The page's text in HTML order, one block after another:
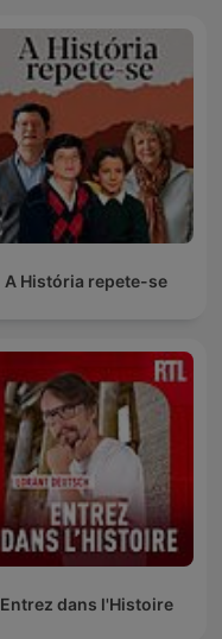
A História repete-se
Entrez dans l'Histoire